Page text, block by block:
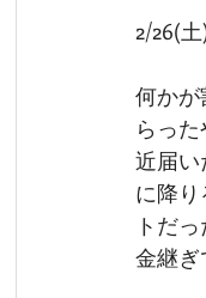
2/26(
何かが
らっ
近届
に降
トだっ
金継ぎ